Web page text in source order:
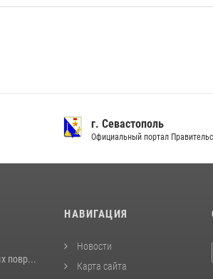
г. Севастополь
Официальный портал
повр...
НАВИГАЦИЯ
Новости
Карта сайта